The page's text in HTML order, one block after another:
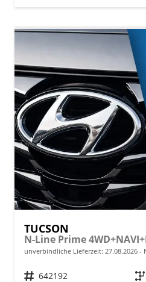
TUCSON
unverbindliche Lieferzeit: 27.08.2026
Fahrzeugnr. 642192 Getriebe